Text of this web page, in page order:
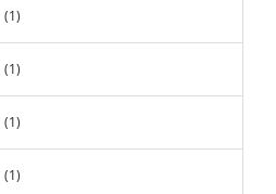
(1)
(1)
(1)
(1)